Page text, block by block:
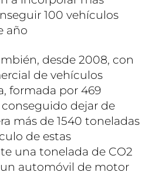
100 vehículos
año
desde 2008, con
de vehículos
formada por 469
dejar de
más de 1540 toneladas
de estas
una tonelada de CO2
automóvil de motor